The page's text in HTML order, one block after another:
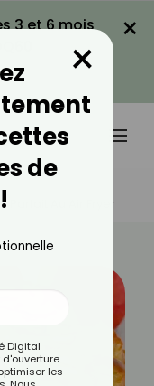
3 et 6 mois
×
Parfait Au Air Fryer
de
×
Digital
les